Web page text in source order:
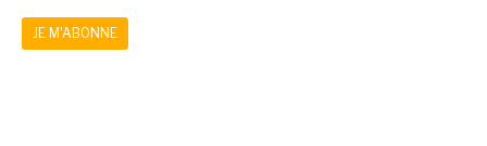
JE M'ABONNE